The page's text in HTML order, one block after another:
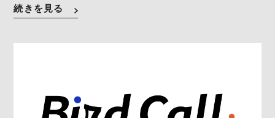
続きを見る